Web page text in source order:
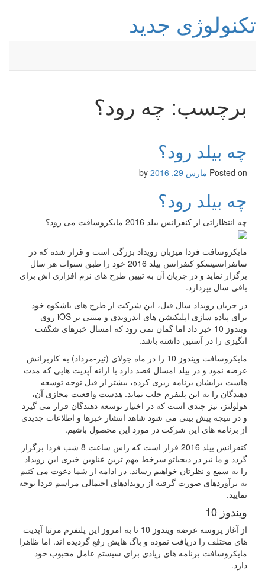
تکنولوژی جدید
برچسب: چه رود؟
چه بیلد رود؟
Posted on مارس 29, 2016
چه بیلد رود؟
چه انتظاراتی از کنفرانس بیلد 2016 مایکروسافت می رود؟
مایکروسافت فردا میزبان رویداد بزرگی است و قرار شده که در
سانفرانسیسکو کنفرانس بیلد 2016 خود را طبق سنوات هر سال
برگزار نماید و در جریان آن به تبیین طرح های نرم افزاری اش برای
باقی سال بپردازد.
در جریان رویداد سال قبل، این شرکت از طرح های باشکوه خود
برای پیاده سازی اپلیکیشن های اندرویدی و مبتنی بر iOS روی
ویندوز 10 خبر داد اما گمان نمی رود که امسال خبرهای شگفت
انگیزی را در آستین داشته باشد.
مایکروسافت ویندوز 10 را در ماه جولای (تیر-مرداد) به کاربرانش
عرضه نمود و در بیلد امسال قصد دارد با ارائه آپدیت هایی که مدت
هاست برایشان برنامه ریزی کرده، بیشتر از قبل توجه توسعه
دهندگان را به این پلتفرم جلب نماید. هدست واقعیت مجازی آن،
هولولنز، نیز چندی است که در اختیار توسعه دهندگان قرار می گیرد
و در نتیجه پیش بینی می شود شاهد انتشار خبرها و اطلاعات جدیدی
از برنامه های این شرکت در مورد این محصول باشیم.
کنفرانس بیلد 2016 قرار است که راس ساعت 8 شب فردا برگزار
گردد و ما نیز در دیجیاتو سرخط مهم ترین عناوین خبری این رویداد
را به سمع و نظرتان خواهیم رساند. در ادامه از شما دعوت می کنیم
به برآوردهای صورت گرفته از رویدادهای احتمالی مراسم فردا توجه
نمایید.
ویندوز 10
از آغاز پروسه عرضه ویندوز 10 تا به امروز این پلتفرم مرتبا آپدیت
های مختلف را دریافت نموده و باگ هایش رفع گردیده اند. اما ظاهرا
مایکروسافت برنامه های زیادی برای سیستم عامل محبوب خود
دارد.